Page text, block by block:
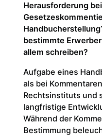
Herausforderung
bestimmte
allem schreiben?
Aufgabe eines
als bei
Rechtsinstituts und
langfristige
Während der
Bestimmung